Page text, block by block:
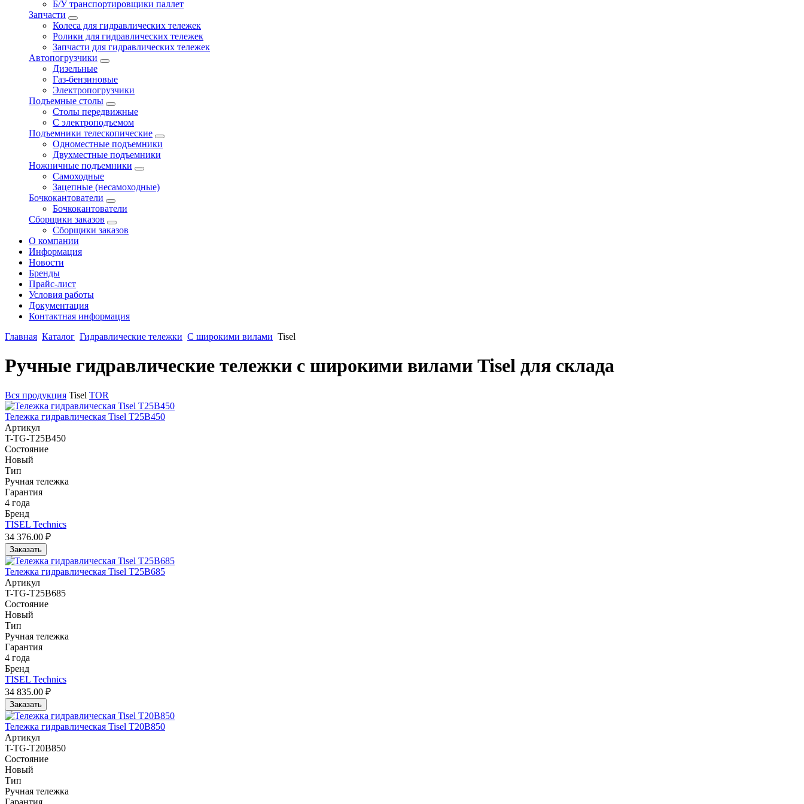
Б/У транспортировщики паллет
Запчасти
Колеса для гидравлических тележек
Ролики для гидравлических тележек
Запчасти для гидравлических тележек
Автопогрузчики
Дизельные
Газ-бензиновые
Электропогрузчики
Подъемные столы
Столы передвижные
С электроподъемом
Подъемники телескопические
Одноместные подъемники
Двухместные подъемники
Ножничные подъемники
Самоходные
Зацепные (несамоходные)
Бочкокантователи
Бочкокантователи
Сборщики заказов
Сборщики заказов
О компании
Информация
Новости
Бренды
Прайс-лист
Условия работы
Документация
Контактная информация
Главная Каталог Гидравлические тележки С широкими вилами Tisel
Ручные гидравлические тележки с широкими вилами Tisel для склада
Вся продукция Tisel TOR
Тележка гидравлическая Tisel T25B450
Артикул
T-TG-T25B450
Состояние
Новый
Тип
Ручная тележка
Гарантия
4 года
Бренд
TISEL Technics
34 376.00 ₽
Заказать
Тележка гидравлическая Tisel T25B685
Артикул
T-TG-T25B685
Состояние
Новый
Тип
Ручная тележка
Гарантия
4 года
Бренд
TISEL Technics
34 835.00 ₽
Заказать
Тележка гидравлическая Tisel T20B850
Артикул
T-TG-T20B850
Состояние
Новый
Тип
Ручная тележка
Гарантия